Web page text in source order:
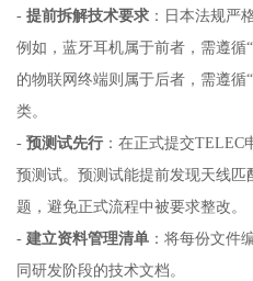
- 提前拆解技术要求：日本法规严
例如，蓝牙耳机属于前者，需遵循
的物联网终端则属于后者，需遵循
类。
- 预测试先行：在正式提交TELEC
预测试。预测试能提前发现天线
题，避免正式流程中被要求整改。
- 建立资料管理清单：将每份文件
同研发阶段的技术文档。